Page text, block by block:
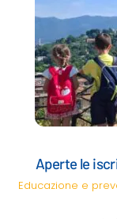
Aperte le
Educazione e